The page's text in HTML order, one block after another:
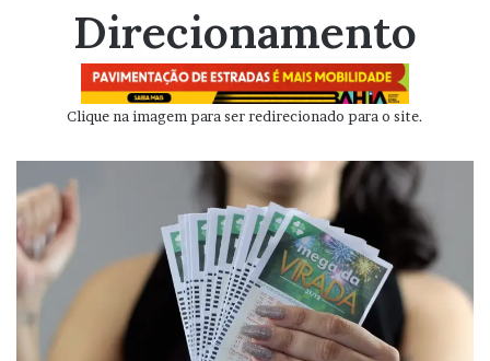
Direcionamento
Clique na imagem para ser redirecionado para o site.